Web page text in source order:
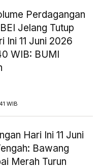
Perdagangan
Jelang Tutup
Ini 11 Juni 2026
WIB: BUMI
WIB
Hari Ini 11 Juni
Bawang
Merah Turun